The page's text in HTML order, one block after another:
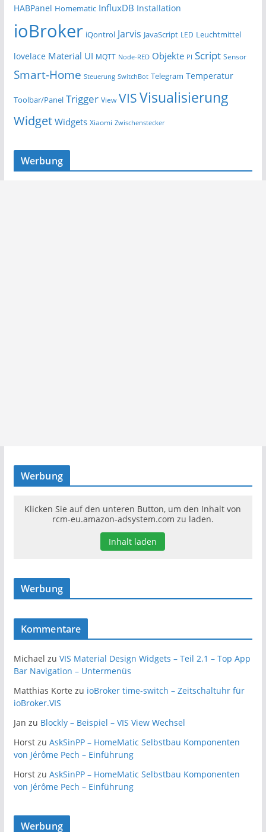
HABPanel Homematic InfluxDB Installation
ioBroker iQontrol Jarvis JavaScript LED Leuchtmittel
lovelace Material UI MQTT Node-RED Objekte PI Script Sensor
Smart-Home Steuerung SwitchBot Telegram Temperatur
Toolbar/Panel Trigger View VISVisualisierung
Widget Widgets Xiaomi Zwischenstecker
Werbung
Werbung
Klicken Sie auf den unteren Button, um den Inhalt von
rcm-eu.amazon-adsystem.com zu laden.
Inhalt laden
Werbung
Kommentare
Michael zu VIS Material Design Widgets – Teil 2.1 – Top App
Bar Navigation – Untermenüs
Matthias Korte zu ioBroker time-switch – Zeitschaltuhr für
ioBroker.VIS
Jan zu Blockly – Beispiel – VIS View Wechsel
Horstzu AskSinPP – HomeMatic Selbstbau Komponenten
von Jérôme Pech – Einführung
Horstzu AskSinPP – HomeMatic Selbstbau Komponenten
von Jérôme Pech – Einführung
Werbung